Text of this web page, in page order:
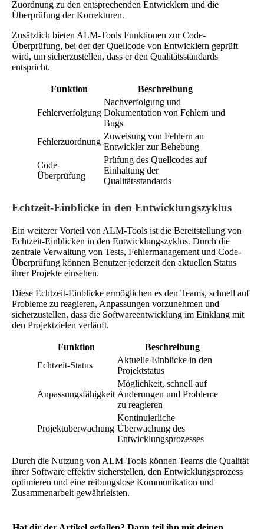
Zuordnung zu den entsprechenden Entwicklern und die
Überprüfung der Korrekturen.
Zusätzlich bieten ALM-Tools Funktionen zur Code-
Überprüfung, bei der der Quellcode von Entwicklern geprüft
wird, um sicherzustellen, dass er den Qualitätsstandards
entspricht.
Funktion Beschreibung
Fehlerverfolgung
Nachverfolgung und
Dokumentation von Fehlern und
Bugs
Fehlerzuordnung
Zuweisung von Fehlern an
Entwickler zur Behebung
Code-
Überprüfung
Prüfung des Quellcodes auf
Einhaltung der
Qualitätsstandards
Echtzeit-Einblicke in den Entwicklungszyklus
Ein weiterer Vorteil von ALM-Tools ist die Bereitstellung von
Echtzeit-Einblicken in den Entwicklungszyklus. Durch die
zentrale Verwaltung von Tests, Fehlermanagement und Code-
Überprüfung können Benutzer jederzeit den aktuellen Status
ihrer Projekte einsehen.
Diese Echtzeit-Einblicke ermöglichen es den Teams, schnell auf
Probleme zu reagieren, Anpassungen vorzunehmen und
sicherzustellen, dass die Softwareentwicklung im Einklang mit
den Projektzielen verläuft.
Funktion
Beschreibung
Echtzeit-Status
Aktuelle Einblicke in den
Projektstatus
Anpassungsfähigkeit
Möglichkeit, schnell auf
Änderungen und Probleme
zu reagieren
Projektüberwachung
Kontinuierliche
Überwachung des
Entwicklungsprozesses
Durch die Nutzung von ALM-Tools können Teams die Qualität
ihrer Software effektiv sicherstellen, den Entwicklungsprozess
optimieren und eine reibungslose Kommunikation und
Zusammenarbeit gewährleisten.